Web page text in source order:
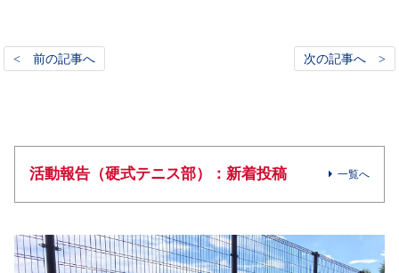
< 前の記事へ 次の記事へ >
活動報告（硬式テニス部）：新着投稿 一覧へ